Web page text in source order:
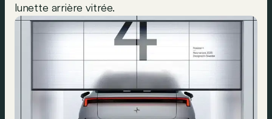
lunette arrière vitrée.